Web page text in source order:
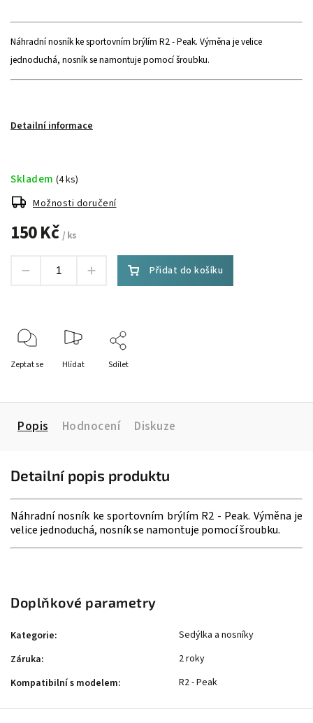
Náhradní nosník ke sportovním brýlím R2 - Peak. Výměna je velice
jednoduchá, nosník se namontuje pomocí šroubku.
Detailní informace
150 Kč / ks
Skladem (4 ks)
Možnosti doručení
Přidat do košíku
Zeptat se Hlídat Sdílet
Popis Hodnocení Diskuze
Detailní popis produktu
Náhradní nosník ke sportovním brýlím R2 - Peak. Výměna je
velice jednoduchá, nosník se namontuje pomocí šroubku.
Doplňkové parametry
Kategorie:
Sedýlka a nosníky
Záruka:
2 roky
Kompatibilní s modelem: R2 - Peak